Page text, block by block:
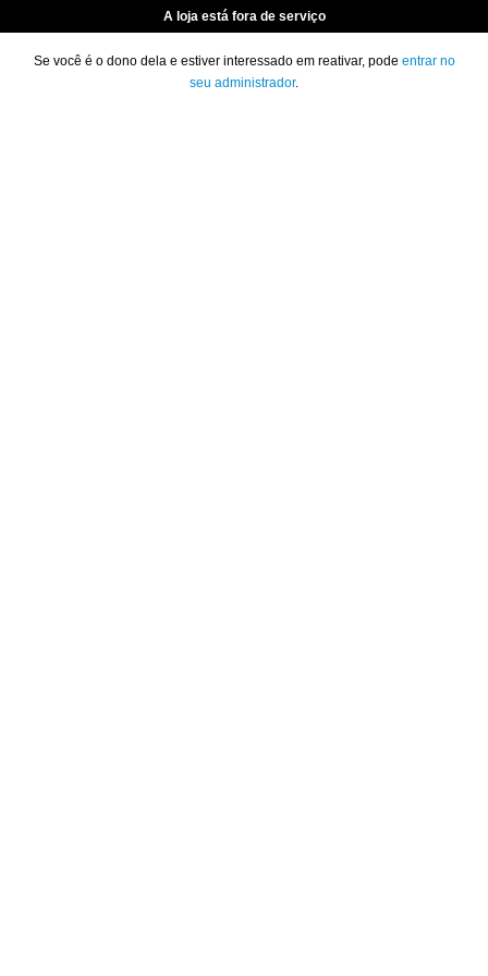
A loja está fora de serviço
Se você é o dono dela e estiver interessado em reativar, pode entrar no
seu administrador.